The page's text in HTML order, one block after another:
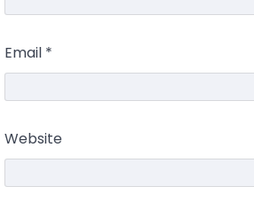
Email *
Website